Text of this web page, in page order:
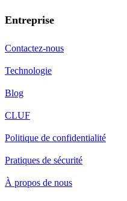
Entreprise
Contactez-nous
Technologie
Blog
CLUF
Politique de confidentialité
Pratiques de sécurité
À propos de nous